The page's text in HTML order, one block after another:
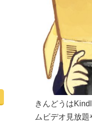
きんどうは
ムビデオ見放